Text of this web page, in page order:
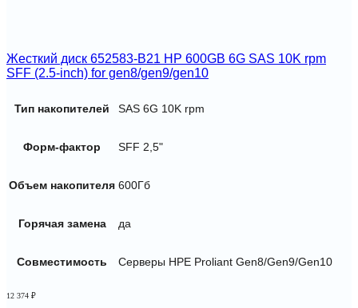
Жесткий диск 652583-B21 HP 600GB 6G SAS 10K rpm
SFF (2.5-inch) for gen8/gen9/gen10
Тип накопителей SAS 6G 10K rpm
Форм-фактор SFF 2,5"
Объем накопителя 600Гб
Горячая замена да
Совместимость Серверы HPE Proliant Gen8/Gen9/Gen10
12 374 ₽